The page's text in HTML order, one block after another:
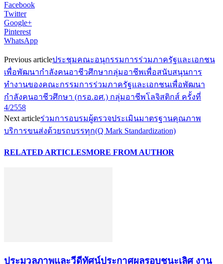
Facebook
Twitter
Google+
Pinterest
WhatsApp
Previous articleประชุมคณะอนุกรรมการร่วมภาครัฐและเอกชน
เพื่อพัฒนากำลังคนอาชีวศึกษากลุ่มอาชีพเพื่อสนับสนุนการ
ทำงานของคณะกรรมการร่วมภาครัฐและเอกชนเพื่อพัฒนา
กำลังคนอาชีวศึกษา (กรอ.อศ.) กลุ่มอาชีพโลจิสติกส์ ครั้งที่
4/2558
Next articleร่วมการอบรมผู้ตรวจประเมินมาตรฐานคุณภาพ
บริการขนส่งด้วยรถบรรทุก(Q Mark Standardization)
RELATED ARTICLESMORE FROM AUTHOR
ประมวลภาพและวีดีทัศน์ประกาศผลรอบชนะเลิศ งาน